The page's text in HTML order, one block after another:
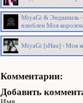
MiyaGi & Эндшпиль –
влюблен Моя
MiyaGi [sHau] - Моя
Комментарии:
Добавить